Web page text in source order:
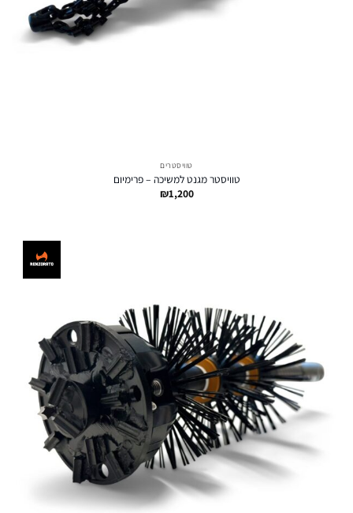
טוויסטרים
טוויסטר מגנט למשיכה – פרימיום
₪1,200